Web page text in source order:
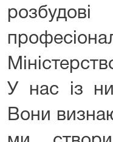
У нас із
Вони